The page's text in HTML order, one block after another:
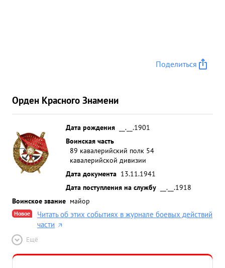
Поделиться
Орден Красного Знамени
Дата рождения
__.__.1901
Воинская часть
89 кавалерийский полк 54
кавалерийской дивизии
Дата документа 13.11.1941
Дата поступления на службу
__.__.1918
Воинское звание майор
Новое
Читать об этих событиях в журнале боевых действий
части
Ещё